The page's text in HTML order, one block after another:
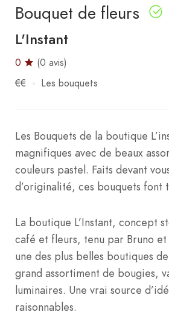
Bouquet de fleurs
L'Instant
0
(0 avis)
€€
Les bouquets
Les Bouquets de la boutique
magnifiques avec de beaux
couleurs pastel. Faits devant
d’originalité, ces bouquets font
La boutique L’Instant, concept
café et fleurs, tenu par Bruno et
une des plus belles boutiques
grand assortiment de bougies,
luminaires. Une vrai source
raisonnables.